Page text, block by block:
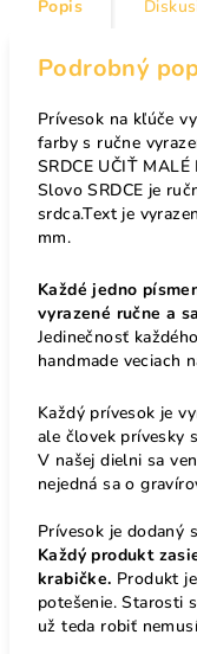
Popis
Podrobný
Prívesok na kľúče
farby s ručne
SRDCE UČIŤ MALÉ
Slovo SRDCE je
srdca.Text je
mm.
Každé jedno
vyrazené ručne a
Jedinečnosť
handmade veciach
Každý prívesok je
ale človek prívesky
V našej dielni sa
nejedná sa o
Prívesok je dodaný
Každý produkt
krabičke. Produkt
potešenie. Starosti
už teda robiť